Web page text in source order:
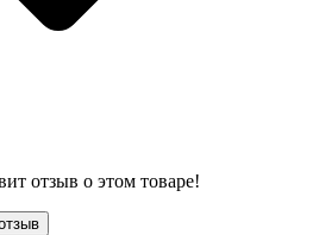
отзыв о этом товаре!